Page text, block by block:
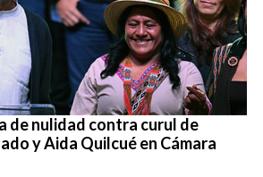
de nulidad contra curul de
y Aida Quilcué en Cámara